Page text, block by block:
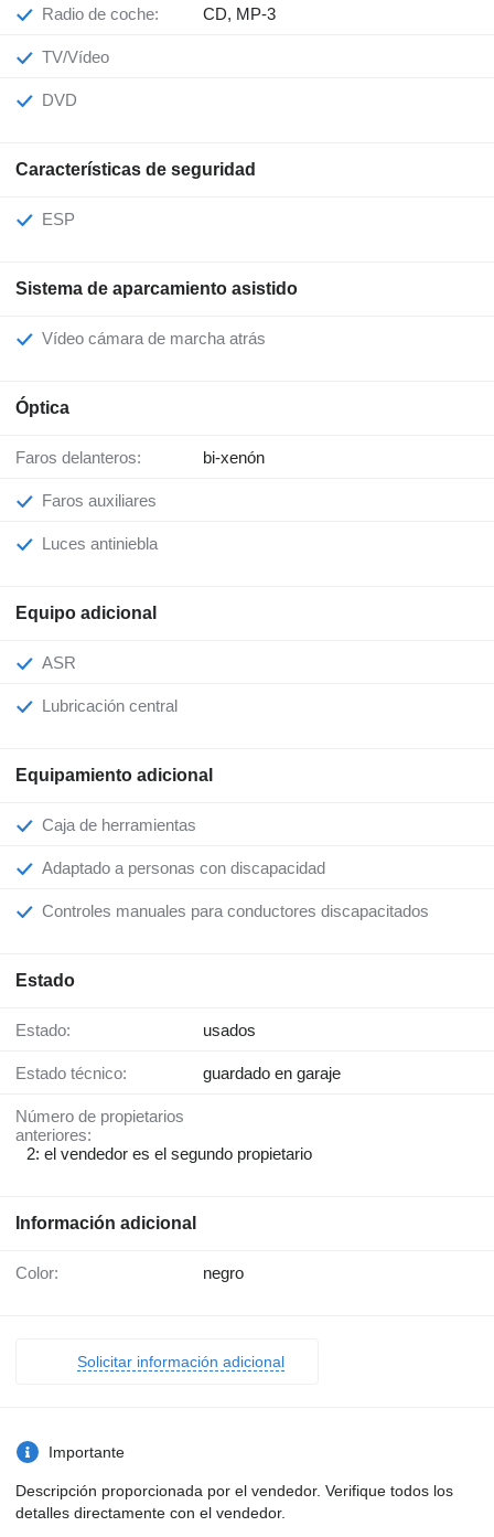
Radio de coche: CD, MP-3
TV/Vídeo
DVD
Características de seguridad
ESP
Sistema de aparcamiento asistido
Vídeo cámara de marcha atrás
Óptica
Faros delanteros: bi-xenón
Faros auxiliares
Luces antiniebla
Equipo adicional
ASR
Lubricación central
Equipamiento adicional
Caja de herramientas
Adaptado a personas con discapacidad
Controles manuales para conductores discapacitados
Estado
Estado: usados
Estado técnico: guardado en garaje
Número de propietarios
anteriores:
2: el vendedor es el segundo propietario
Información adicional
Color: negro
Solicitar información adicional
Importante
Descripción proporcionada por el vendedor. Verifique todos los
detalles directamente con el vendedor.